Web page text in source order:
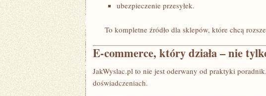
ubezpieczenie przesyłek.
To kompletne źródło dla sklepów, które chcą
E-commerce, który działa – nie
JakWyslac.pl to nie jest oderwany od praktyki
doświadczeniach.